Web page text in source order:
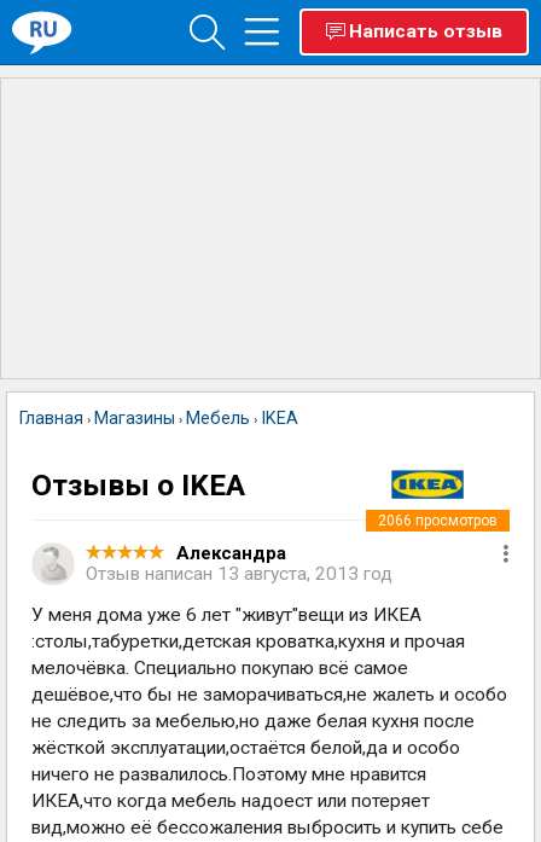
Написать отзыв
Главная › Магазины › Мебель › IKEA
Отзывы о IKEA
Александра
Отзыв написан 13 августа, 2013 год
2066 просмотров
У меня дома уже 6 лет "живут"вещи из ИКЕА
:столы,табуретки,детская кроватка,кухня и прочая
мелочёвка. Специально покупаю всё самое
дешёвое,что бы не заморачиваться,не жалеть и особо
не следить за мебелью,но даже белая кухня после
жёсткой эксплуатации,остаётся белой,да и особо
ничего не развалилось.Поэтому мне нравится
ИКЕА,что когда мебель надоест или потеряет
вид,можно её бессожаления выбросить и купить себе